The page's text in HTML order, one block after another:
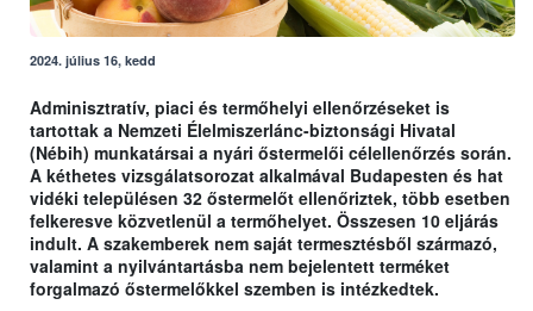
2024. július 16, kedd
Adminisztratív, piaci és termőhelyi ellenőrzéseket is
tartottak a Nemzeti Élelmiszerlánc-biztonsági Hivatal
(Nébih) munkatársai a nyári őstermelői célellenőrzés során.
A kéthetes vizsgálatsorozat alkalmával Budapesten és hat
vidéki településen 32 őstermelőt ellenőriztek, több esetben
felkeresve közvetlenül a termőhelyet. Összesen 10 eljárás
indult. A szakemberek nem saját termesztésből származó,
valamint a nyilvántartásba nem bejelentett terméket
forgalmazó őstermelőkkel szemben is intézkedtek.